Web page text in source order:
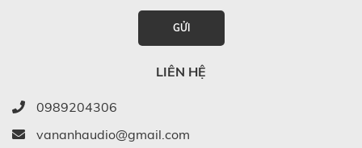
GỬI
LIÊN HỆ
0989204306
vananhaudio@gmail.com